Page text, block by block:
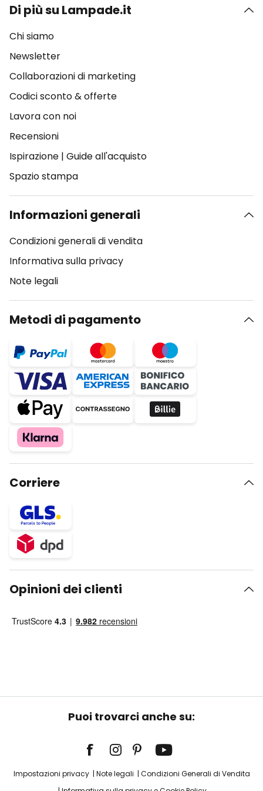
Di più su Lampade.it
Chi siamo
Newsletter
Collaborazioni di marketing
Codici sconto & offerte
Lavora con noi
Recensioni
Ispirazione | Guide all'acquisto
Spazio stampa
Informazioni generali
Condizioni generali di vendita
Informativa sulla privacy
Note legali
Metodi di pagamento
Corriere
Opinioni dei clienti
Puoi trovarci anche su:
Impostazioni privacy Note legali
Condizioni Generali di Vendita